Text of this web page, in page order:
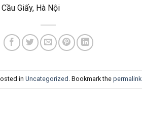
Giấy, Hà Nội
inUncategorized . Bookmark thepermalink